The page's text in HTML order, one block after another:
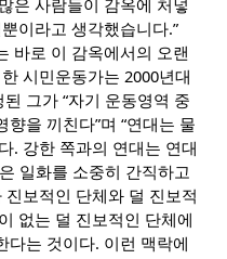
이라고 생각했습니다.”
바로 이 감옥에서의 오랜
시민운동가는 2000년대
그가 “자기 운동영역 중
을 끼친다”며 “연대는 물
. 강한 쪽과의 연대는 연대
일화를 소중히 간직하고
보적인 단체와 덜 진보적
없는 덜 진보적인 단체에
다는 것이다. 이런 맥락에